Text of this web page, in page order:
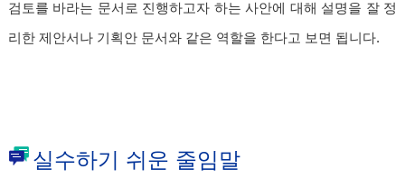
검토를 바라는 문서로 진행하고자 하는 사안에 대해 설명을 잘 정
리한 제안서나 기획안 문서와 같은 역할을 한다고 보면 됩니다.
실수하기 쉬운 줄임말